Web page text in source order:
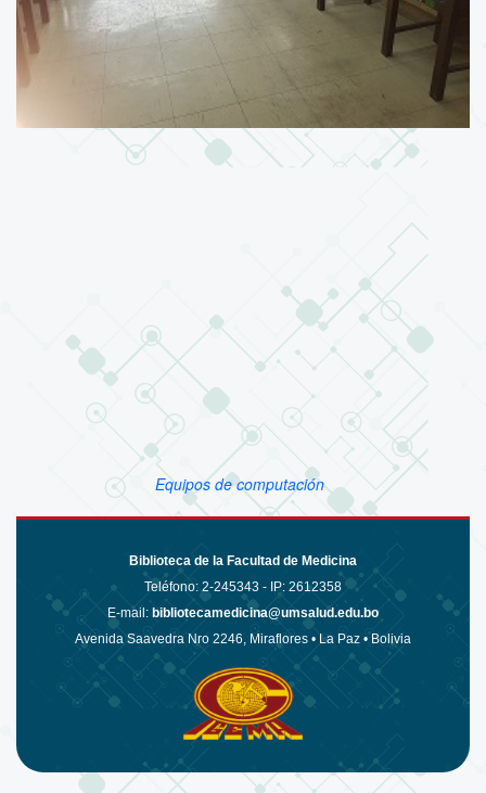
Equipos de computación
Biblioteca de la Facultad de Medicina
Teléfono: 2-245343 - IP: 2612358
E-mail: bibliotecamedicina@umsalud.edu.bo
Avenida Saavedra Nro 2246, Miraflores • La Paz • Bolivia